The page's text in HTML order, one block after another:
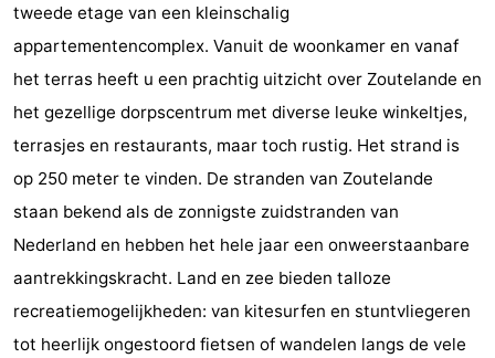
Duinoord
-
Duinweg
18
-
Kurhaus
-
Residentie
Soutelande
Bed
(and
breakfasts)
Campsites
Cottages
-
tweede etage van een kleinschalig
appartementencomplex. Vanuit de woonkamer en vanaf
het terras heeft u een prachtig uitzicht over Zoutelande en
het gezellige dorpscentrum met diverse leuke winkeltjes,
terrasjes en restaurants, maar toch rustig. Het strand is
op 250 meter te vinden. De stranden van Zoutelande
staan bekend als de zonnigste zuidstranden van
Nederland en hebben het hele jaar een onweerstaanbare
aantrekkingskracht. Land en zee bieden talloze
recreatiemogelijkheden: van kitesurfen en stuntvliegeren
tot heerlijk ongestoord fietsen of wandelen langs de vele